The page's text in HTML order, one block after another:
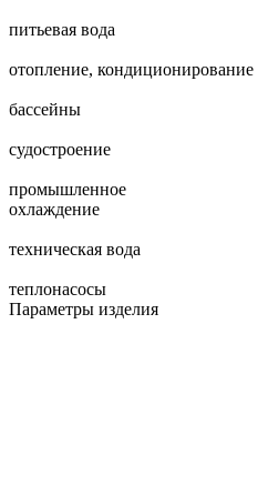
питьевая вода
отопление, кондиционирование
бассейны
судостроение
промышленное
охлаждение
техническая вода
теплонасосы
Параметры изделия